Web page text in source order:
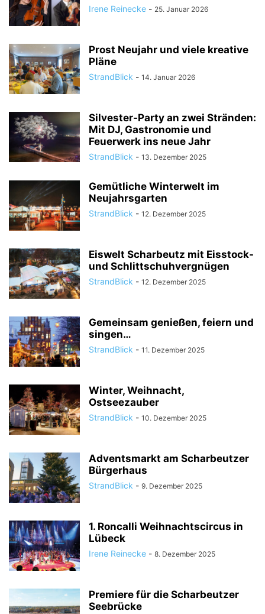
Irene Reinecke - 25. Januar 2026
Prost Neujahr und viele kreative
Pläne
StrandBlick - 14. Januar 2026
Silvester-Party an zwei Stränden:
Mit DJ, Gastronomie und
Feuerwerk ins neue Jahr
StrandBlick - 13. Dezember 2025
Gemütliche Winterwelt im
Neujahrsgarten
StrandBlick - 12. Dezember 2025
Eiswelt Scharbeutz mit Eisstock-
und Schlittschuhvergnügen
StrandBlick - 12. Dezember 2025
Gemeinsam genießen, feiern und
singen…
StrandBlick - 11. Dezember 2025
Winter, Weihnacht,
Ostseezauber
StrandBlick - 10. Dezember 2025
Adventsmarkt am Scharbeutzer
Bürgerhaus
StrandBlick - 9. Dezember 2025
1. Roncalli Weihnachtscircus in
Lübeck
Irene Reinecke - 8. Dezember 2025
Premiere für die Scharbeutzer
Seebrücke